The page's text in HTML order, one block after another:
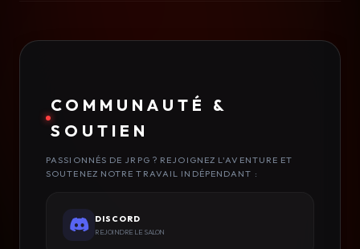
COMMUNAUTÉ &
SOUTIEN
PASSIONNÉS DE JRPG ? REJOIGNEZ L'AVENTURE ET
SOUTENEZ NOTRE TRAVAIL INDÉPENDANT :
DISCORD
REJOINDRE LE SALON